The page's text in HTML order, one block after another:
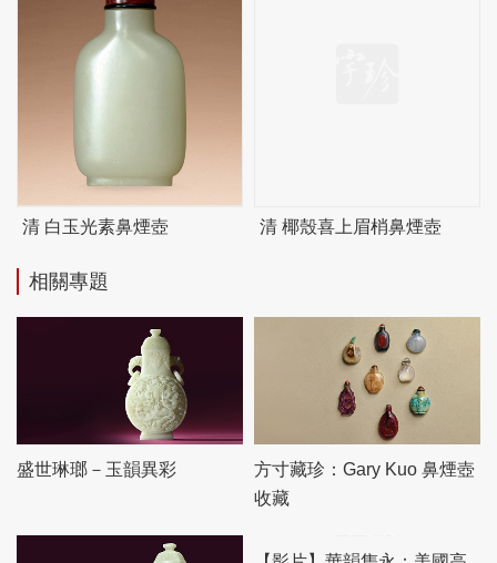
清 白玉光素鼻煙壺 清 椰殼喜上眉梢鼻煙壺
相關專題
盛世琳瑯－玉韻異彩
方寸藏珍：Gary Kuo 鼻煙壺
收藏